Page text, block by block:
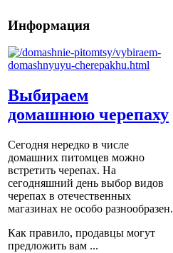
Информация
Выбираем
домашнюю черепаху
Сегодня нередко в числе
домашних питомцев можно
встретить черепах. На
сегодняшний день выбор видов
черепах в отечественных
магазинах не особо разнообразен.
Как правило, продавцы могут
предложить вам ...